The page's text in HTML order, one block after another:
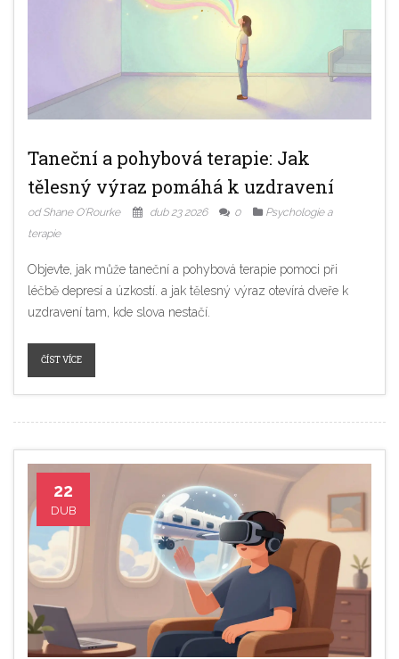
Taneční a pohybová terapie: Jak
tělesný výraz pomáhá k uzdravení
od Shane O'Rourke dub 23 2026 0
Psychologie a
terapie
Objevte, jak může taneční a pohybová terapie pomoci při
léčbě depresí a úzkostí. a jak tělesný výraz otevírá dveře k
uzdravení tam, kde slova nestačí.
ČÍST VÍCE
22
DUB